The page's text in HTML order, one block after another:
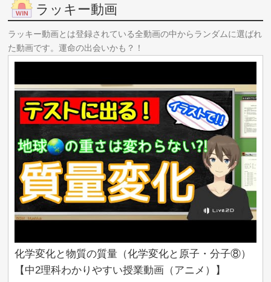
https://www.youtube.com/@koreancoaching
【テキスト】
https://trilingual.jp/coach/
◆━━━━━━━━━━━━━━━━━━◆
これまで有料販売してきた、
【372本の動画教材】を、
このLINEに登録された方限定で
無料プレゼントします！
╋━━━━━━━━╋
🏆豪華特典1個目🏆
【初級】韓国語講座の教科書
第2回～第43回の全スライド
PDF1522ページ
╋━━━━━━━━╋
🏆豪華特典2個目🏆
【初級】韓国語講座ワークシート
第21回～第43回完全対応
PDF157ページ
╋━━━━━━━━╋
ラッキー動画
ラッキー動画とは登録されている全動画の中からランダムに選ばれ
た動画です。運命の出会いかも？！
化学変化と物質の質量（化学変化と原子・分子⑧）
【中2理科わかりやすい授業動画（アニメ）】